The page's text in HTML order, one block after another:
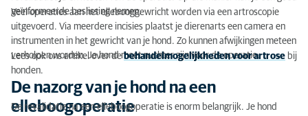
geïnformeerde beslissing nemen.
Veel operaties aan het ellebooggewricht worden via een artroscopie
uitgevoerd. Via meerdere incisies plaatst je dierenarts een camera en
instrumenten in het gewricht van je hond. Zo kunnen afwijkingen meteen
verholpen worden. Je hond moet nuchter zijn voor de operatie.
Lees ook ons artikel over debehandelmogelijkheden voor artrose bij
honden.
De nazorg van je hond na een
elleboogoperatie
De revalidatie na een elleboogoperatie is enorm belangrijk. Je hond